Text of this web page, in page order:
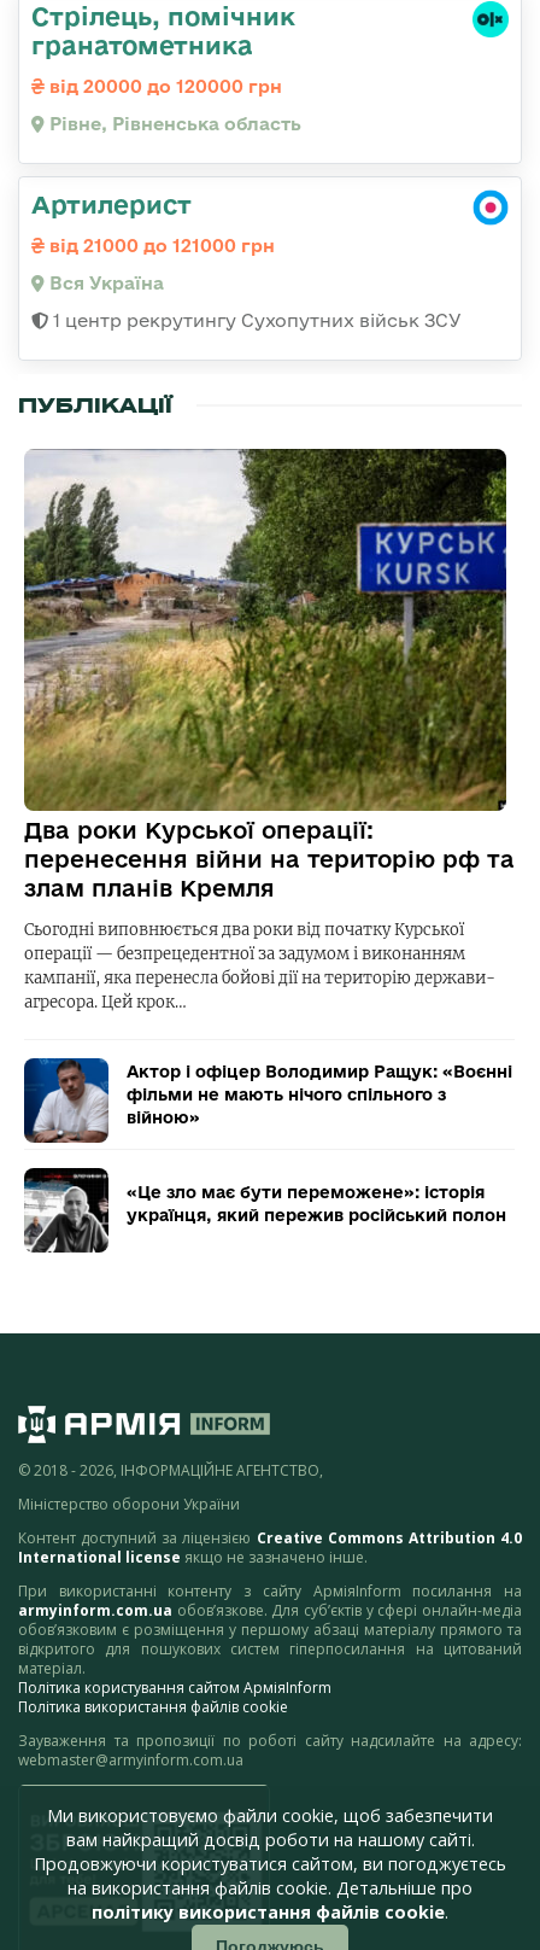
Стрілець, помічник
гранатометника
від 20000 до 120000 грн
Рівне, Рівненська область
Артилерист
від 21000 до 121000 грн
Вся Україна
1 центр рекрутингу Сухопутних військ ЗСУ
ПУБЛІКАЦІЇ
Два роки Курської операції:
перенесення війни на територію рф та
злам планів Кремля
Сьогодні виповнюється два роки від початку Курської
операції — безпрецедентної за задумом і виконанням
кампанії, яка перенесла бойові дії на територію держави-
агресора. Цей крок…
Актор і офіцер Володимир Ращук: «Воєнні
фільми не мають нічого спільного з
війною»
«Це зло має бути переможене»: історія
українця, який пережив російський полон
© 2018 - 2026, ІНФОРМАЦІЙНЕ АГЕНТСТВО,
Міністерство оборони України
Контент доступний за ліцензією Creative Commons Attribution 4.0
International license якщо не зазначено інше.
При використанні контенту з сайту АрміяInform посилання на
armyinform.com.ua обов’язкове. Для суб’єктів у сфері онлайн-медіа
обов’язковим є розміщення у першому абзаці матеріалу прямого та
відкритого для пошукових систем гіперпосилання на цитований
матеріал.
Політика користування сайтом АрміяInform
Політика використання файлів cookie
Зауваження та пропозиції по роботі сайту надсилайте на адресу:
webmaster@armyinform.com.ua
Ми використовуємо файли cookie, щоб забезпечити
вам найкращий досвід роботи на нашому сайті.
Продовжуючи користуватися сайтом, ви погоджуєтесь
на використання файлів cookie. Детальніше про
політику використання файлів cookie.